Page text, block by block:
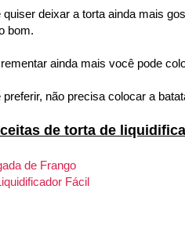
quiser deixar a torta ainda mais
bom.
ainda mais você pode
não precisa colocar a
de torta de
de Frango
Fácil